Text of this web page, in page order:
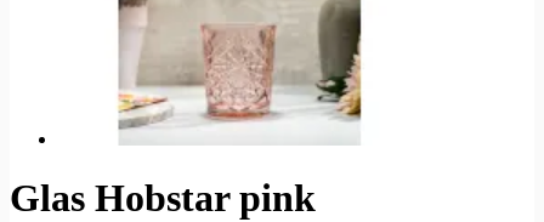
Glas Hobstar pink